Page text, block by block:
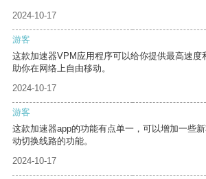
2024-10-17
游客
这款加速器VPM应用程序可以给你提供最高速度
助你在网络上自由移动。
2024-10-17
游客
这款加速器app的功能有点单一，可以增加一些
动切换线路的功能。
2024-10-17